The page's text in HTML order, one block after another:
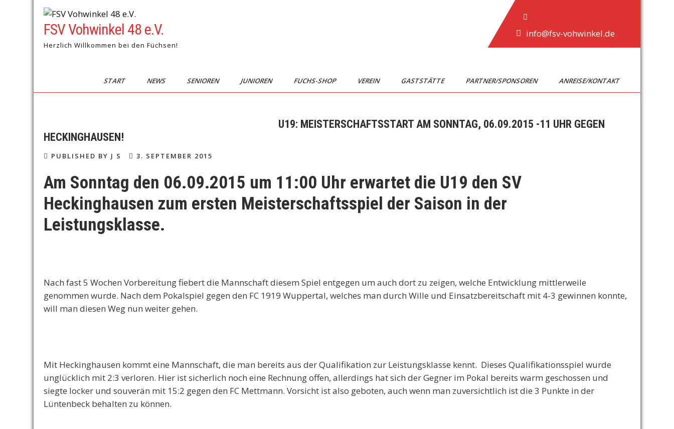
FSV Vohwinkel 48 e.V.
Herzlich Willkommen bei den Füchsen!
info@fsv-vohwinkel.de
START NEWS SENIOREN JUNIOREN FUCHS-SHOP VEREIN GASTSTÄTTE PARTNER/SPONSOREN ANREISE/KONTAKT
U19: MEISTERSCHAFTSSTART AM SONNTAG, 06.09.2015 -11 UHR GEGEN
HECKINGHAUSEN!
PUBLISHED BY J S 3. SEPTEMBER 2015
Am Sonntag den 06.09.2015 um 11:00 Uhr erwartet die U19 den SV
Heckinghausen zum ersten Meisterschaftsspiel der Saison in der
Leistungsklasse.
Nach fast 5 Wochen Vorbereitung fiebert die Mannschaft diesem Spiel entgegen um auch dort zu zeigen, welche Entwicklung mittlerweile
genommen wurde. Nach dem Pokalspiel gegen den FC 1919 Wuppertal, welches man durch Wille und Einsatzbereitschaft mit 4-3 gewinnen konnte,
will man diesen Weg nun weiter gehen.
Mit Heckinghausen kommt eine Mannschaft, die man bereits aus der Qualifikation zur Leistungsklasse kennt. Dieses Qualifikationsspiel wurde
unglücklich mit 2:3 verloren. Hier ist sicherlich noch eine Rechnung offen, allerdings hat sich der Gegner im Pokal bereits warm geschossen und
siegte locker und souverän mit 15:2 gegen den FC Mettmann. Vorsicht ist also geboten, auch wenn man zuversichtlich ist die 3 Punkte in der
Lüntenbeck behalten zu können.